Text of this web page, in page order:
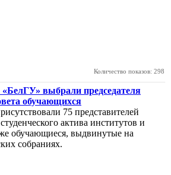
Количество показов: 298
выбрали председателя
обучающихся
75 представителей
актива институтов и
обучающиеся, выдвинутые на
собраниях.